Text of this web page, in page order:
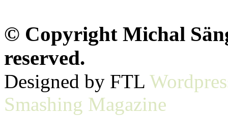
© Copyright Michal
reserved.
Designed by FTL
Smashing Magazine